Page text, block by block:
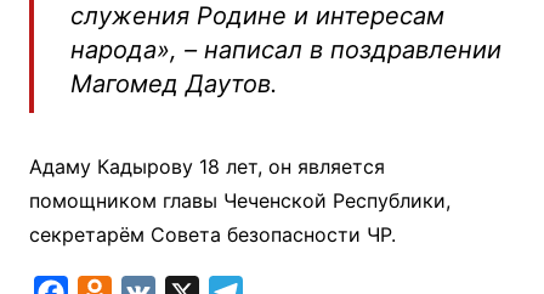
служения Родине и интересам
народа», – написал в поздравлении
Магомед Даутов.
Адаму Кадырову 18 лет, он является
помощником главы Чеченской Республики,
секретарём Совета безопасности ЧР.